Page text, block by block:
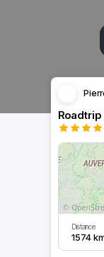
Distance
1574